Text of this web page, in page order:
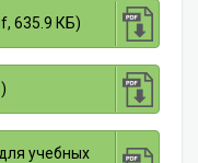
635.9 КБ)
учебных